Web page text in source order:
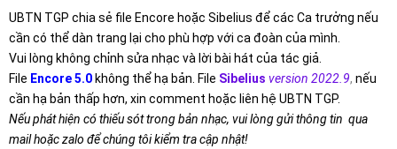
UBTN TGP chia sẻ file Encore hoặc Sibelius để các Ca trưởng nếu
cần có thể dàn trang lại cho phù hợp với ca đoàn của mình.
Vui lòng không chỉnh sửa nhạc và lời bài hát của tác giả.
File Encore 5.0 không thể hạ bản. File Sibelius version 2022.9, nếu
cần hạ bản thấp hơn, xin comment hoặc liên hệ UBTN TGP.
Nếu phát hiện có thiếu sót trong bản nhạc, vui lòng gửi thông tin qua
mail hoặc zalo để chúng tôi kiểm tra cập nhật!